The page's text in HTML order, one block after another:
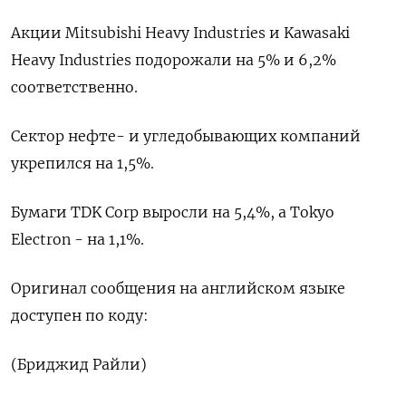
Акции Mitsubishi Heavy Industries и Kawasaki
Heavy Industries подорожали на 5% и 6,2%
соответственно.
Сектор нефте- и угледобывающих компаний
укрепился на 1,5%.
Бумаги TDK Corp выросли на 5,4%, а Tokyo
Electron - на 1,1%.
Оригинал сообщения на английском языке
доступен по коду:
(Бриджид Райли)